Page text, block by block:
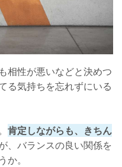
相性が悪いなどと決めつ
る気持ちを忘れずにいる
肯定しながらも、きちん
、バランスの良い関係を
。